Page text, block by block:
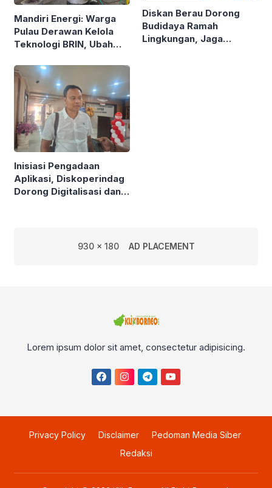
Mandiri Energi: Warga
Pulau Derawan Kelola
Teknologi BRIN, Ubah
Solar
Diskan Berau Dorong
Budidaya Ramah
Lingkungan, Jaga
Inisiasi Pengadaan
Aplikasi, Diskoperindag
Dorong Digitalisasi dan
930 x 180 AD PLACEMENT
Lorem ipsum dolor sit amet, consectetur adipisicing.
Privacy Policy Disclaimer
Pedoman Media Siber
Redaksi